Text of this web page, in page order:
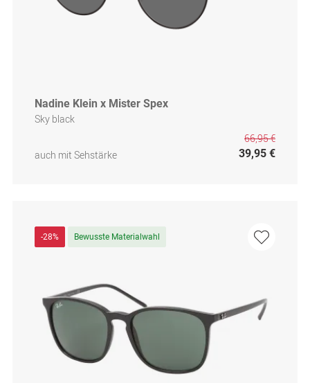
Nadine Klein x Mister Spex
Sky black
auch mit Sehstärke
66,95 €
39,95 €
-28% Bewusste Materialwahl